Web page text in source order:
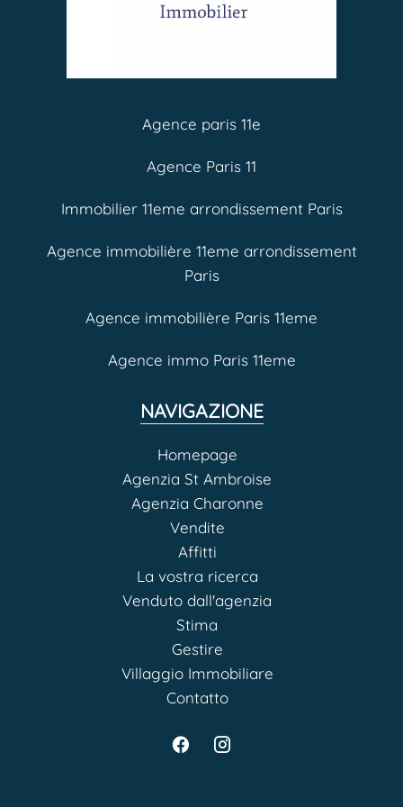
Agence paris 11e
Agence Paris 11
Immobilier 11eme arrondissement Paris
Agence immobilière 11eme arrondissement
Paris
Agence immobilière Paris 11eme
Agence immo Paris 11eme
NAVIGAZIONE
Homepage
Agenzia St Ambroise
Agenzia Charonne
Vendite
Affitti
La vostra ricerca
Venduto dall'agenzia
Stima
Gestire
Villaggio Immobiliare
Contatto